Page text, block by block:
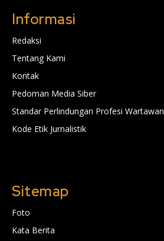
Informasi
Redaksi
Tentang Kami
Kontak
Pedoman Media Siber
Standar Perlindungan Profesi Wartawan
Kode Etik Jurnalistik
Sitemap
Foto
Kata Berita